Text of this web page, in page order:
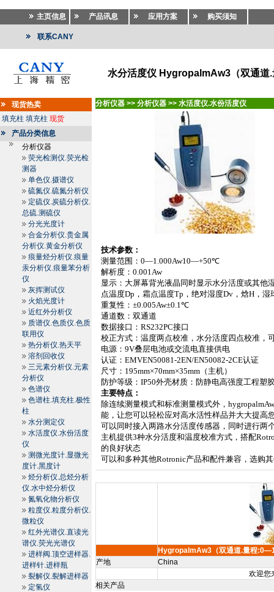
主页信息 产品讯息 应用方案 购买须知
联系CANY
水分活度仪 HygropalmAw3（双通
现货热卖
填充柱 填充柱 现货
产品分类信息
分析仪器
荧光检测仪.荧光检
测器
单色仪.摄谱仪
硫氮仪.硫氮分析仪
定硫仪.炭硫分析仪.
总硫.测硫仪
分光光度计
合金分析仪.贵金属
分析仪.黄金分析仪
痕量烃分析仪.痕量
汞分析仪.痕量苯分析
仪
灰挥测试仪
火焰光度计
近红外分析仪
质谱仪.色质仪.色质
联用仪
热分析仪.热天平
溶剂回收仪
三元素分析仪.元素
分析仪
色谱仪
色谱柱.填充柱.极性
柱
水分测定仪
水活度仪.水份活度
仪
测微光度计.显微光
度计.黑度计
烃分析仪.总烃分析
仪.水中烃分析仪
氮氧化物分析仪
粒度仪.粒度分析仪.
微粒仪
红外光谱仪.直读光
谱仪.荧光光谱仪
进样阀.顶空进样器.
进样针.进样瓶
裂解仪.裂解进样器
定氢仪
分析仪器 >> 分析仪器 >> 水活度仪.水份活度仪
技术参数：
测量范围：0—1.000Aw10—+50℃
解析度：0.001Aw
显示：大屏幕背光液晶同时显示水分活度或其他
点温度Dp ，霜点温度Tp ，绝对湿度Dv ，焓H ，湿
重复性：±0.005Aw±0.1℃
通道数：双通道
数据接口：RS232PC接口
校正方式：温度两点校准，水分活度四点校准，
电源：9V叠层电池或交流电直接供电
认证：EMVEN50081-2EN/EN50082-2CE认证
尺寸： 195mm×70mm×35mm （主机）
防护等级：IP50外壳材质：防静电高强度工程塑
主要特点：
除连续测量模式和标准测量模式外，
能，让您可以轻松应对高水活性样品并大大提高
可以同时接入两路水分活度传感器，同时进行两
主机提供3种水分活度和温度校准方式，搭配
的良好状态
可以和多种其他Rotronic产品和配件兼容，选购
HygropalmAw3（双通道.量程
产地
China
欢迎您
相关产品